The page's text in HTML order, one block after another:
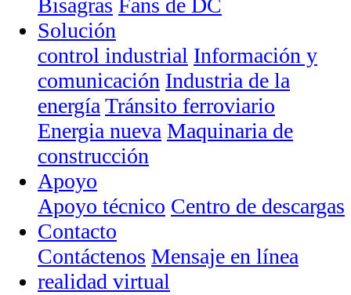
Bisagras Fans de DC
Solución
control industrial Información y
comunicación Industria de la
energía Tránsito ferroviario
Energia nueva Maquinaria de
construcción
Apoyo
Apoyo técnico Centro de descargas
Contacto
Contáctenos Mensaje en línea
realidad virtual